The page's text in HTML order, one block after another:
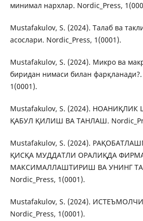
минимал нархлар. Nordic_Press,
Mustafakulov, S. (2024). Талаб ва
асослари. Nordic_Press, 1(0001).
Mustafakulov, S. (2024). Микро ва
биридан нимаси билан фарқланади?.
1(0001).
Mustafakulov, S. (2024).
ҚАБУЛ ҚИЛИШ ВА ТАНЛАШ.
Mustafakulov, S. (2024).
ҚИСҚА МУДДАТЛИ ОРАЛИҚДА
МАКСИМАЛЛАШТИРИШ ВА УНИНГ
Nordic_Press, 1(0001).
Mustafakulov, S. (2024).
Nordic_Press, 1(0001).